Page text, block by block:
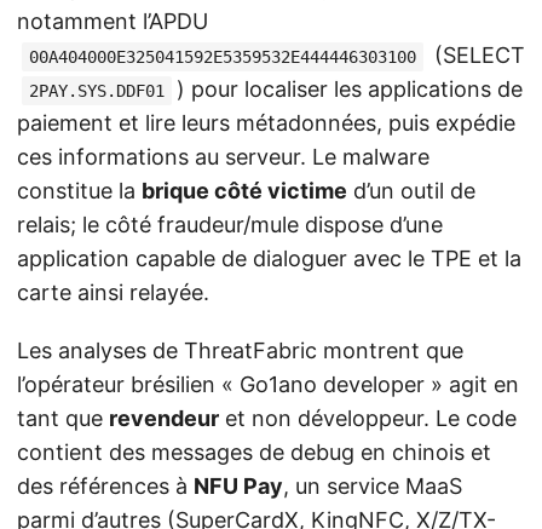
notamment l’APDU
00A404000E325041592E5359532E444446303100 (SELECT
2PAY.SYS.DDF01
) pour localiser les applications de
paiement et lire leurs métadonnées, puis expédie
ces informations au serveur. Le malware
constitue la brique côté victime d’un outil de
relais; le côté fraudeur/mule dispose d’une
application capable de dialoguer avec le TPE et la
carte ainsi relayée.
Les analyses de ThreatFabric montrent que
l’opérateur brésilien « Go1ano developer » agit en
tant que revendeur et non développeur. Le code
contient des messages de debug en chinois et
des références à NFU Pay, un service MaaS
parmi d’autres (SuperCardX, KingNFC, X/Z/TX-